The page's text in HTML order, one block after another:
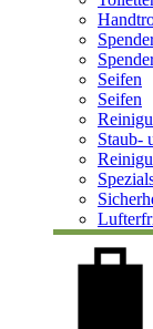
Seifen
Seifen
Staub-